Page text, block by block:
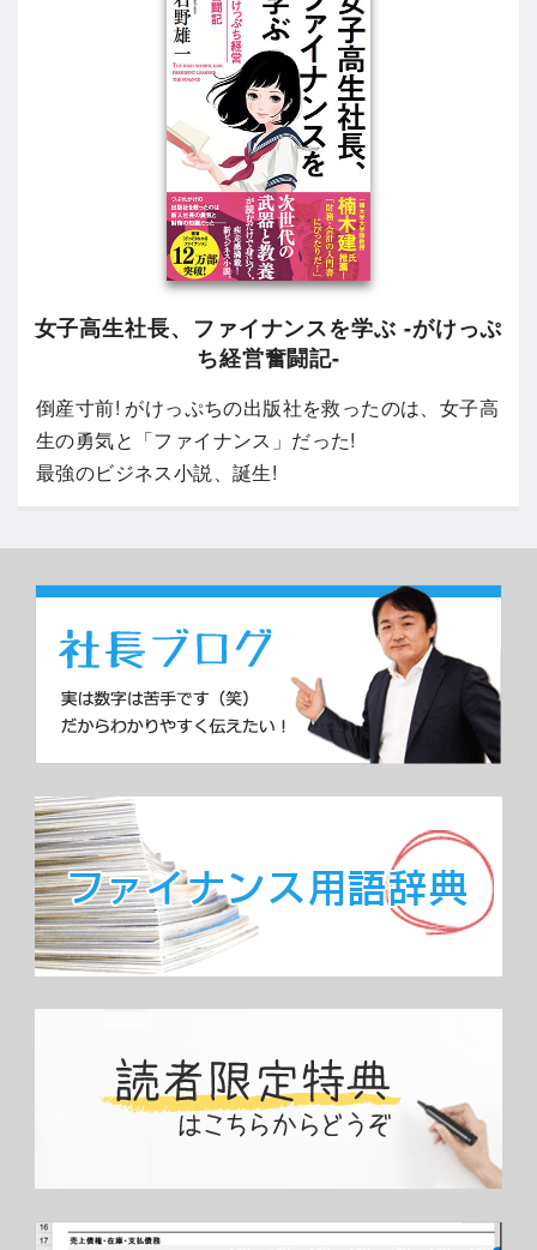
女子高生社長、ファイナンスを学ぶ -がけっぷ
ち経営奮闘記-
倒産寸前! がけっぷちの出版社を救ったのは、女子高
生の勇気と「ファイナンス」だった!
最強のビジネス小説、誕生!